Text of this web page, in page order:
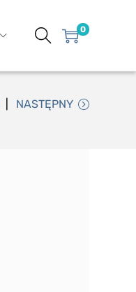
0
NASTĘPNY